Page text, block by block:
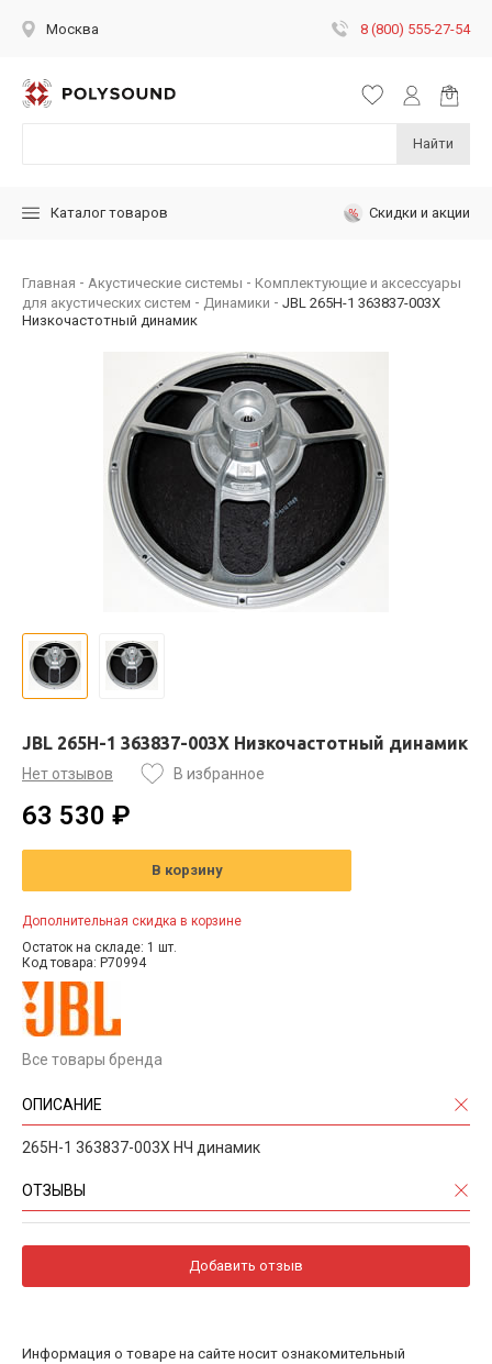
Москва 8 (800) 555-27-54
Найти
Каталог товаров Скидки и акции
Главная Акустические системы
Комплектующие и аксессуары
для акустических систем
Динамики
JBL 265H-1 363837-003X
Низкочастотный динамик
JBL 265H-1 363837-003X Низкочастотный динамик
Нет отзывов В избранное
63 530 ₽
В корзину
Дополнительная скидка в корзине
Остаток на складе: 1 шт.
Код товара: P70994
Все товары бренда
ОПИСАНИЕ
265H-1 363837-003X НЧ динамик
ОТЗЫВЫ
Добавить отзыв
Информация о товаре на сайте носит ознакомительный